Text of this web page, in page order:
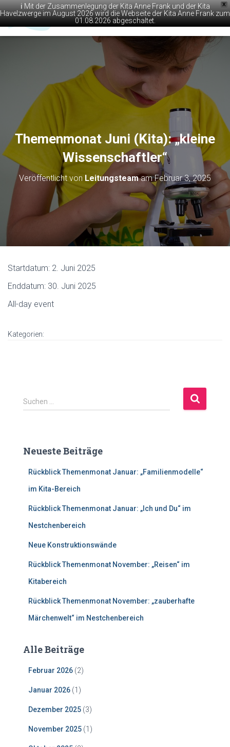
X
ℹ️ Mit der Zusammenlegung der Kita Anne Frank und der Kita
Havelzwerge im August 2026 wird die Webseite der Kita Anne Frank zum
01.08.2026 abgeschaltet.
N
A
O
S
H
A
E
Themenmonat Juni (Kita): „kleine
Wissenschaftler“
Veröffentlicht von LeitungsteamamFebruar 3, 2025
Startdatum: 2. Juni 2025
Enddatum: 30. Juni 2025
All-day event
Kategorien:
S
u
n
Suchen …
Neueste Beiträge
Rückblick Themenmonat Januar: „Familienmodelle“
im Kita-Bereich
Rückblick Themenmonat Januar: „Ich und Du“ im
Nestchenbereich
Neue Konstruktionswände
Rückblick Themenmonat November: „Reisen“ im
Kitabereich
Rückblick Themenmonat November: „zauberhafte
Märchenwelt“ im Nestchenbereich
Alle Beiträge
Februar 2026 (2)
Januar 2026 (1)
Dezember 2025 (3)
November 2025 (1)